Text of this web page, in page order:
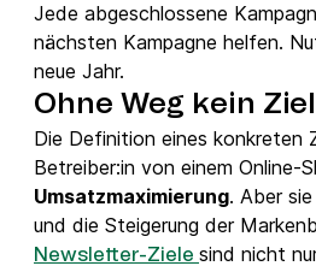
Jede abgeschlossene
nächsten Kampagne helfen.
neue Jahr.
Ohne Weg kein
Die Definition eines konkreten
Betreiber:in von einem
Umsatzmaximierung. Aber
und die Steigerung der
Newsletter-Ziele sind nicht